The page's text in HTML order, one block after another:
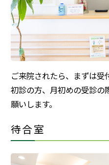
ご来院されたら、まずは受
初診の方、月初めの受診の
願いします。
待合室